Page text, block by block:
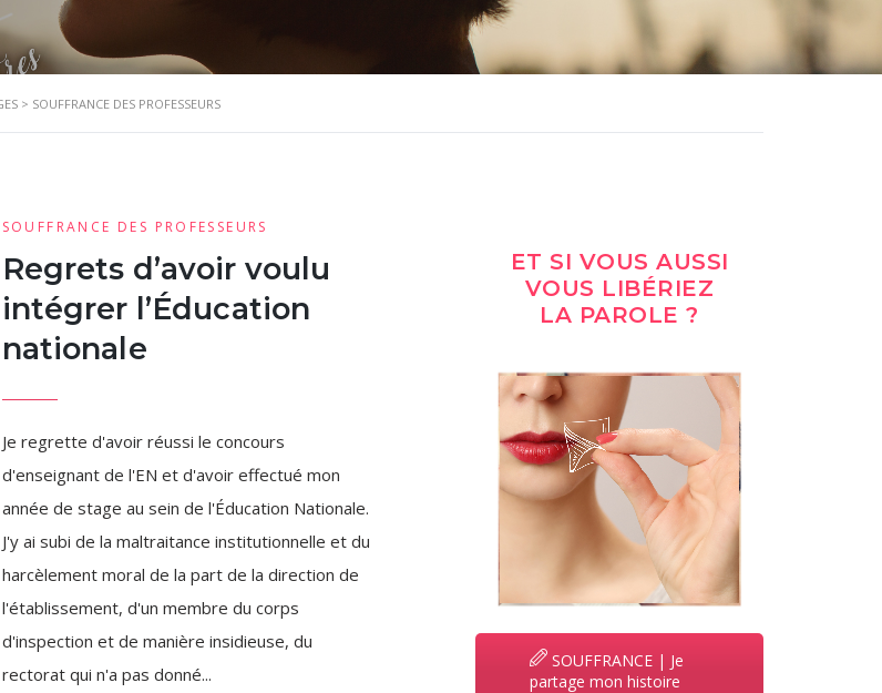
> SOUFFRANCE DES PROFESSEURS
SOUFFRANCE DES PROFESSEURS
Regrets d’avoir voulu
intégrer l’Éducation
nationale
Je regrette d'avoir réussi le concours
d'enseignant de l'EN et d'avoir effectué mon
année de stage au sein de l'Éducation Nationale.
J'y ai subi de la maltraitance institutionnelle et du
harcèlement moral de la part de la direction de
l'établissement, d'un membre du corps
d'inspection et de manière insidieuse, du
rectorat qui n'a pas donné...
ET SI VOUS AUSSI
VOUS LIBÉRIEZ
LA PAROLE ?
SOUFFRANCE | Je
partage mon histoire